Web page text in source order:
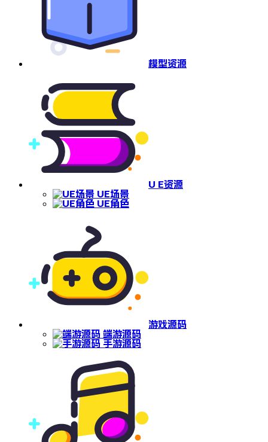
模型资源
U E资源
UE场景
UE角色
游戏源码
端游源码
手游源码